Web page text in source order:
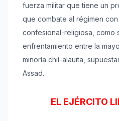
fuerza militar que tiene un
que combate al régimen con
confesional-religiosa, como
enfrentamiento entre la
minoría chií-alauita,
Assad.
EL EJÉRCITO